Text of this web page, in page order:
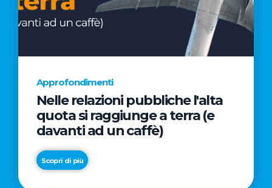
Approfondimenti
Nelle relazioni pubbliche l'alta
quota si raggiunge a terra (e
davanti ad un caffè)
Scopri di più